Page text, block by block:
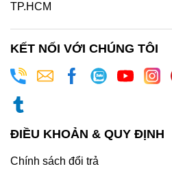
TP.HCM
KẾT NỐI VỚI CHÚNG TÔI
ĐIỀU KHOẢN & QUY ĐỊNH
Chính sách đổi trả